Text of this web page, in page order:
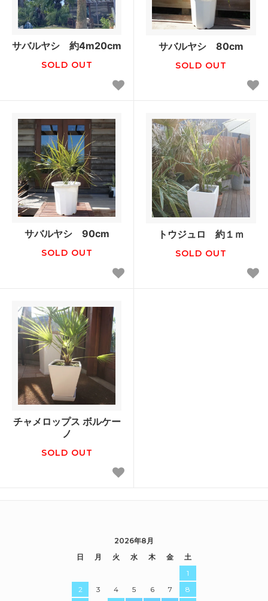
サバルヤシ 約4m20cm
SOLD OUT
サバルヤシ 80cm
SOLD OUT
サバルヤシ 90cm
SOLD OUT
トウジュロ 約１ｍ
SOLD OUT
チャメロップス ボルケー
ノ
SOLD OUT
2026年8月
日
月 火 水 木 金
土
1
2
3 4 5 6 7
8